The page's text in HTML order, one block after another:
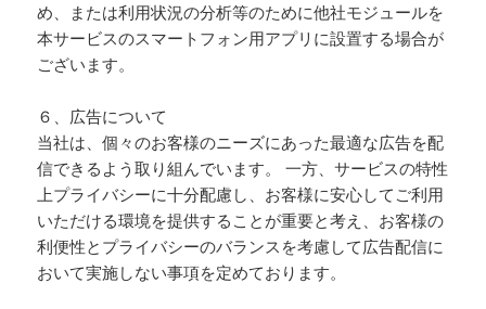
め、または利用状況の分析等のために他社モジュールを
本サービスのスマートフォン用アプリに設置する場合が
ございます。
６、広告について
当社は、個々のお客様のニーズにあった最適な広告を配
信できるよう取り組んでいます。 一方、サービスの特性
上プライバシーに十分配慮し、お客様に安心してご利用
いただける環境を提供することが重要と考え、お客様の
利便性とプライバシーのバランスを考慮して広告配信に
おいて実施しない事項を定めております。